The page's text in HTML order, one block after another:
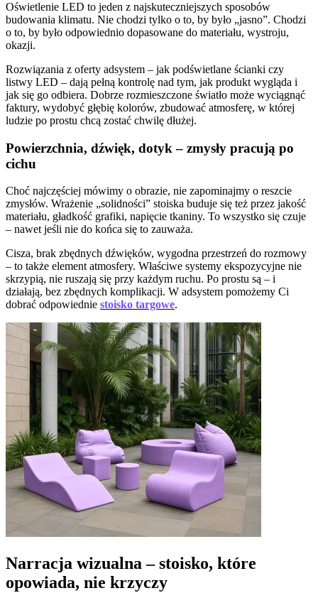
Oświetlenie LED to jeden z najskuteczniejszych sposobów
budowania klimatu. Nie chodzi tylko o to, by było „jasno”. Chodzi
o to, by było odpowiednio dopasowane do materiału, wystroju,
okazji.
Rozwiązania z oferty adsystem – jak podświetlane ścianki czy
listwy LED – dają pełną kontrolę nad tym, jak produkt wygląda i
jak się go odbiera. Dobrze rozmieszczone światło może wyciągnąć
faktury, wydobyć głębię kolorów, zbudować atmosferę, w której
ludzie po prostu chcą zostać chwilę dłużej.
Powierzchnia, dźwięk, dotyk – zmysły pracują po
cichu
Choć najczęściej mówimy o obrazie, nie zapominajmy o reszcie
zmysłów. Wrażenie „solidności” stoiska buduje się też przez jakość
materiału, gładkość grafiki, napięcie tkaniny. To wszystko się czuje
– nawet jeśli nie do końca się to zauważa.
Cisza, brak zbędnych dźwięków, wygodna przestrzeń do rozmowy
– to także element atmosfery. Właściwe systemy ekspozycyjne nie
skrzypią, nie ruszają się przy każdym ruchu. Po prostu są – i
działają, bez zbędnych komplikacji. W adsystem pomożemy Ci
dobrać odpowiednie stoisko targowe.
Narracja wizualna – stoisko, które
opowiada, nie krzyczy